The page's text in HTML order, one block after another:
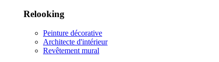
Relooking
Peinture décorative
Architecte d'intérieur
Revêtement mural